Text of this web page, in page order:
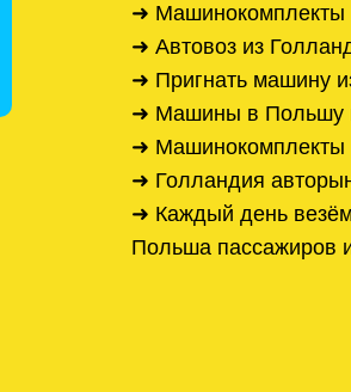
➜ Машинокомплекты
➜ Автовоз из
➜ Пригнать машину
➜ Машины в Польшу
➜
➜ Голландия
➜ Каждый день
Польша пассажиров